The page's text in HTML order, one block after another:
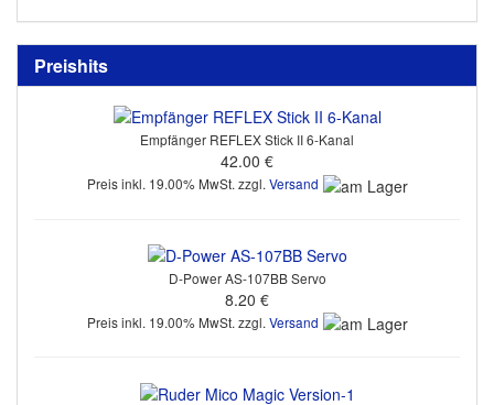
Preishits
Empfänger REFLEX Stick II 6-Kanal
42.00 €
Preis inkl. 19.00% MwSt. zzgl.Versand
D-Power AS-107BB Servo
8.20 €
Preis inkl. 19.00% MwSt. zzgl. Versand